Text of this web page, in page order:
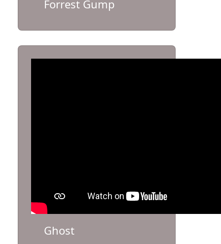
Forrest Gump
Ghost